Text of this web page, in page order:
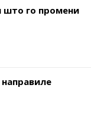
што го промени